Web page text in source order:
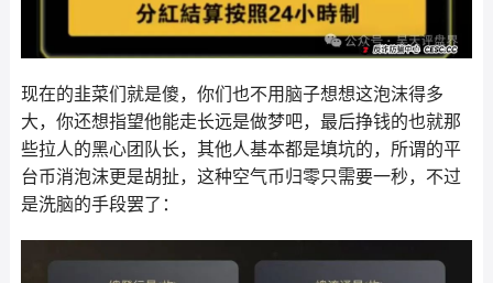
现在的韭菜们就是傻，你们也不用脑子想想这泡沫得多
大，你还想指望他能走长远是做梦吧，最后挣钱的也就那
些拉人的黑心团队长，其他人基本都是填坑的，所谓的平
台币消泡沫更是胡扯，这种空气币归零只需要一秒，不过
是洗脑的手段罢了：